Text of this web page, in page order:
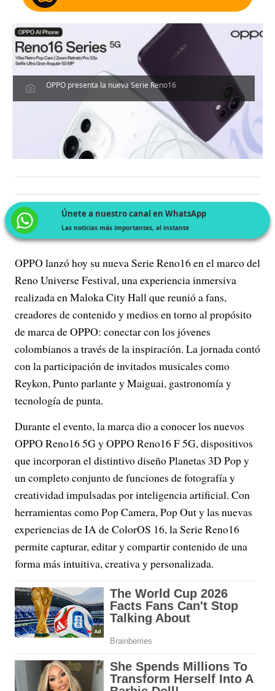
OPPO presenta la nueva Serie Reno16
Únete a nuestro canal en WhatsApp
Las noticias más importantes, al instante
OPPO lanzó hoy su nueva Serie Reno16 en el marco del
Reno Universe Festival, una experiencia inmersiva
realizada en Maloka City Hall que reunió a fans,
creadores de contenido y medios en torno al propósito
de marca de OPPO: conectar con los jóvenes
colombianos a través de la inspiración. La jornada contó
con la participación de invitados musicales como
Reykon, Punto parlante y Maiguai, gastronomía y
tecnología de punta.
Durante el evento, la marca dio a conocer los nuevos
OPPO Reno16 5G y OPPO Reno16 F 5G, dispositivos
que incorporan el distintivo diseño Planetas 3D Pop y
un completo conjunto de funciones de fotografía y
creatividad impulsadas por inteligencia artificial. Con
herramientas como Pop Camera, Pop Out y las nuevas
experiencias de IA de ColorOS 16, la Serie Reno16
permite capturar, editar y compartir contenido de una
forma más intuitiva, creativa y personalizada.